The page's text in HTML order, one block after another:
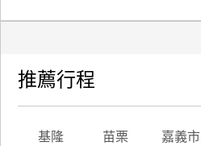
推薦行程
基隆 苗栗 嘉義市